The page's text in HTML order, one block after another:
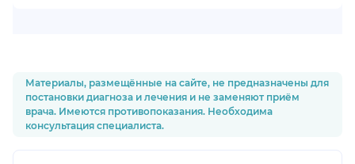
Материалы, размещённые на сайте, не предназначены для
постановки диагноза и лечения и не заменяют приём
врача. Имеются противопоказания. Необходима
консультация специалиста.